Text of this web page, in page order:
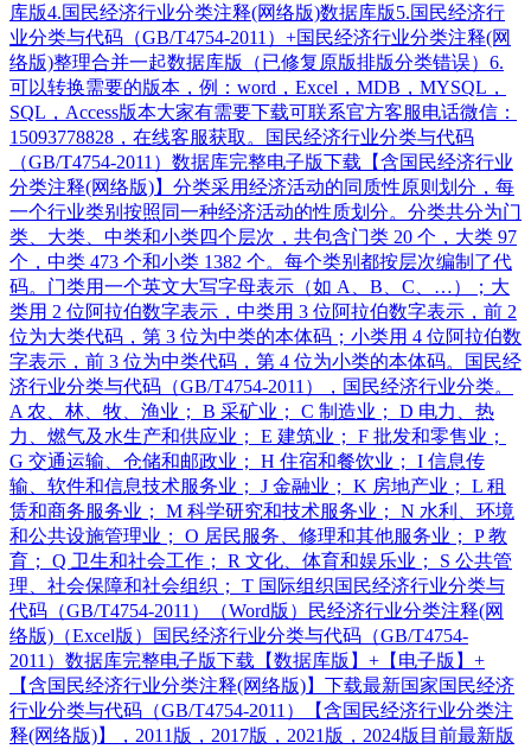
库版4.国民经济行业分类注释(网络版)数据库版5.国民经济行
业分类与代码（GB/T4754-2011）+国民经济行业分类注释(网
络版)整理合并一起数据库版（已修复原版排版分类错误）6.
可以转换需要的版本，例：word，Excel，MDB，MYSQL，
SQL，Access版本大家有需要下载可联系官方客服电话微信：
15093778828，在线客服获取。国民经济行业分类与代码
（GB/T4754-2011）数据库完整电子版下载【含国民经济行业
分类注释(网络版)】分类采用经济活动的同质性原则划分，每
一个行业类别按照同一种经济活动的性质划分。分类共分为门
类、大类、中类和小类四个层次，共包含门类 20 个，大类 97
个，中类 473 个和小类 1382 个。每个类别都按层次编制了代
码。门类用一个英文大写字母表示（如 A、B、C、…）；大
类用 2 位阿拉伯数字表示，中类用 3 位阿拉伯数字表示，前 2
位为大类代码，第 3 位为中类的本体码；小类用 4 位阿拉伯数
字表示，前 3 位为中类代码，第 4 位为小类的本体码。国民经
济行业分类与代码（GB/T4754-2011），国民经济行业分类。
A 农、林、牧、渔业； B 采矿业； C 制造业； D 电力、热
力、燃气及水生产和供应业； E 建筑业； F 批发和零售业；
G 交通运输、仓储和邮政业； H 住宿和餐饮业； I 信息传
输、软件和信息技术服务业； J 金融业； K 房地产业； L 租
赁和商务服务业； M 科学研究和技术服务业； N 水利、环境
和公共设施管理业； O 居民服务、修理和其他服务业； P 教
育； Q 卫生和社会工作； R 文化、体育和娱乐业； S 公共管
理、社会保障和社会组织； T 国际组织国民经济行业分类与
代码（GB/T4754-2011）（Word版）民经济行业分类注释(网
络版)（Excel版）国民经济行业分类与代码（GB/T4754-
2011）数据库完整电子版下载【数据库版】+【电子版】+
【含国民经济行业分类注释(网络版)】下载最新国家国民经济
行业分类与代码（GB/T4754-2011）【含国民经济行业分类注
释(网络版)】，2011版，2017版，2021版，2024版目前最新版